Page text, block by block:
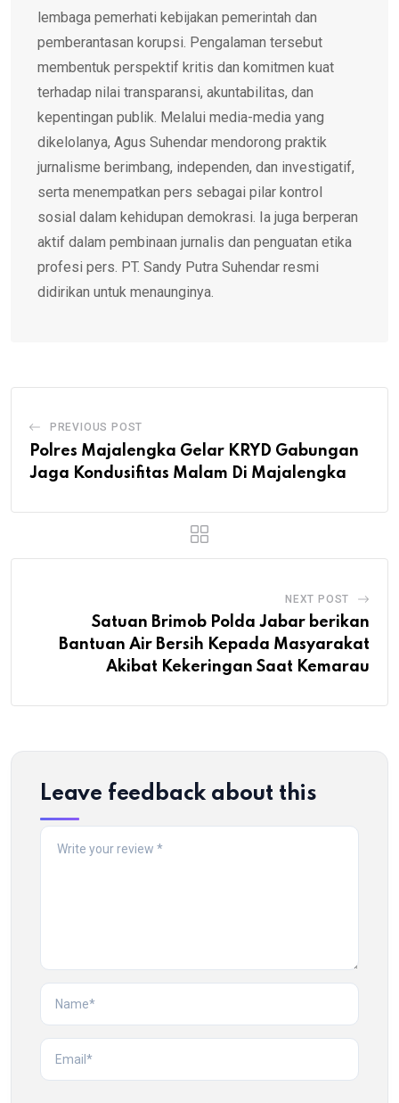
lembaga pemerhati kebijakan pemerintah dan
pemberantasan korupsi. Pengalaman tersebut
membentuk perspektif kritis dan komitmen kuat
terhadap nilai transparansi, akuntabilitas, dan
kepentingan publik. Melalui media-media yang
dikelolanya, Agus Suhendar mendorong praktik
jurnalisme berimbang, independen, dan investigatif,
serta menempatkan pers sebagai pilar kontrol
sosial dalam kehidupan demokrasi. Ia juga berperan
aktif dalam pembinaan jurnalis dan penguatan etika
profesi pers. PT. Sandy Putra Suhendar resmi
didirikan untuk menaunginya.
PREVIOUS POST
Polres Majalengka Gelar KRYD Gabungan
Jaga Kondusifitas Malam Di Majalengka
NEXT POST
Satuan Brimob Polda Jabar berikan
Bantuan Air Bersih Kepada Masyarakat
Akibat Kekeringan Saat Kemarau
Leave feedback about this